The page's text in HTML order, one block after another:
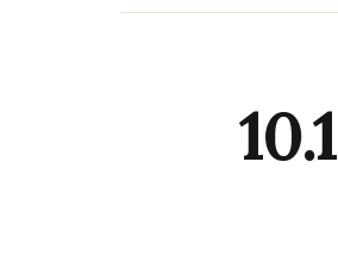
BP تبيع حصة مسيطرة في «كاسترول» مقابل 10.1